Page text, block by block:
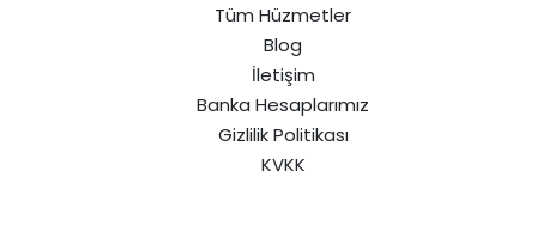
Tüm Hüzmetler
Blog
İletişim
Banka Hesaplarımız
Gizlilik Politikası
KVKK